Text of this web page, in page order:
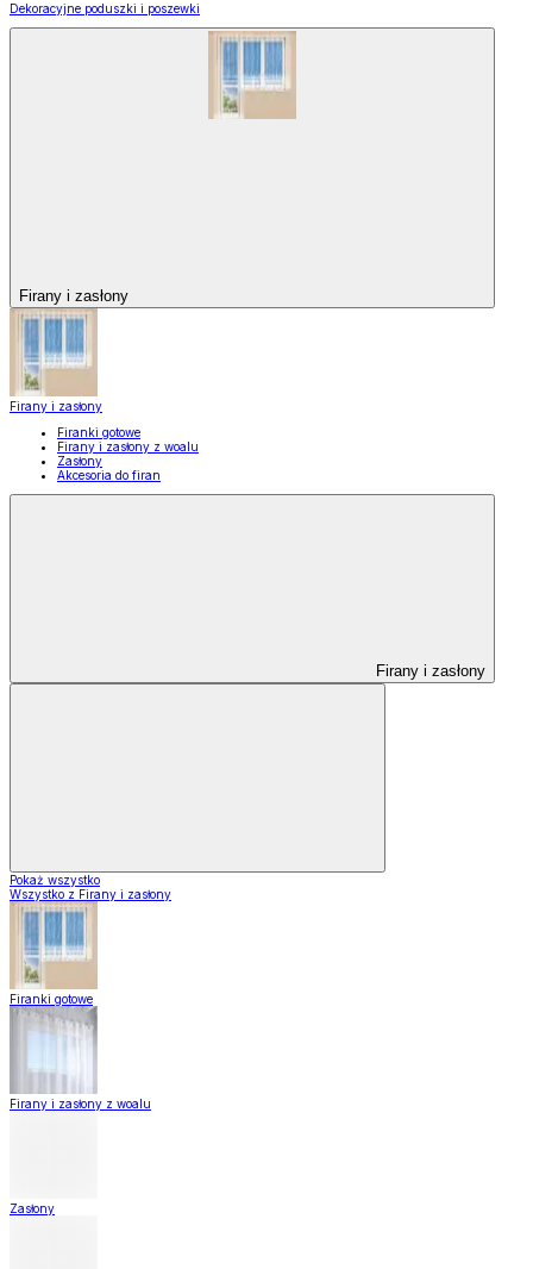
Dekoracyjne poduszki i poszewki
Firany i zasłony
Firany i zasłony
Firanki gotowe
Firany i zasłony z woalu
Zasłony
Akcesoria do firan
Firany i zasłony
Pokaż wszystko
Wszystko z Firany i zasłony
Firanki gotowe
Firany i zasłony z woalu
Zasłony